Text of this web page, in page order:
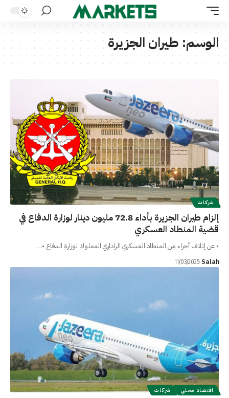
الوسم:طيران الجزيرة
شركات
إلزام طيران الجزيرة بأداء 72.8 مليون دينار لوزارة الدفاع في
قضية المنطاد العسكري
• عن إتلاف أجزاء من المنطاد العسكري الراداري المملوك لوزارة الدفاع •…
Salah
11/03/2025
اقتصاد محلي شركات